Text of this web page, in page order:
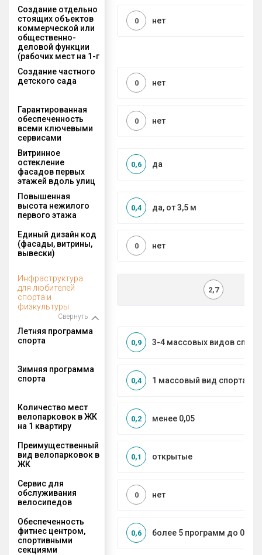
Создание отдельно
стоящих объектов
коммерческой или
общественно-
деловой функции
(рабочих мест на 1-г
нет
0
Создание частного
детского сада
нет
0
Гарантированная
обеспеченность
всеми ключевыми
сервисами
нет
0
Витринное
остекление
фасадов первых
этажей вдоль улиц
да
0,6
Повышенная
высота нежилого
первого этажа
да, от 3,5 м
0,4
Единый дизайн код
(фасады, витрины,
вывески)
нет
0
Инфраструктура
для любителей
спорта и
физкультуры
Свернуть
2,7
Летняя программа
спорта
3-4 массовых видов
0,9
Зимняя программа
спорта
1 массовый вид спорта
0,4
Количество мест
велопарковок в ЖК
на 1 квартиру
менее 0,05
0,2
Преимущественный
вид велопарковок в
ЖК
открытые
0,1
Сервис для
обслуживания
велосипедов
нет
0
Обеспеченность
фитнес центром,
спортивными
секциями
более 5 программ до 0,5
0,6